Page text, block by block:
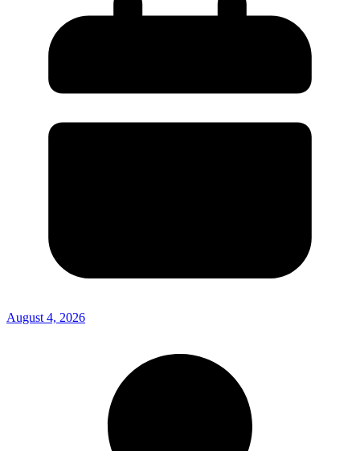
August 4, 2026